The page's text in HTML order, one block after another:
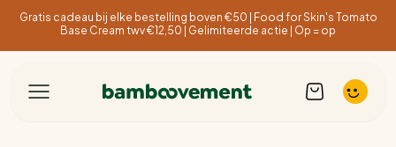
Gratis cadeau bij elke bestelling boven €50 | Food for Skin's Tomato
Base Cream twv €12,50 | Gelimiteerde actie | Op = op